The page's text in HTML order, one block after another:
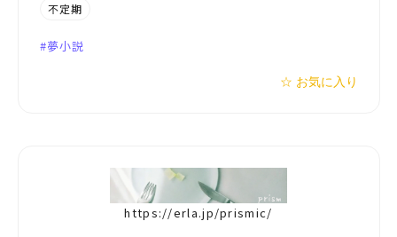
不定期
夢小説
☆ お気に入り
https://erla.jp/prismic/